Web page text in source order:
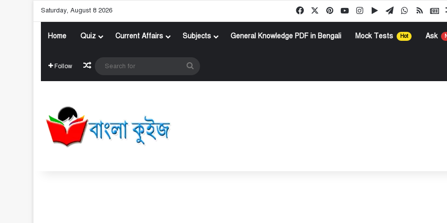
Saturday, August 8 2026 FacebookPinterestYouTubeInstagramGoogle Play
TelegramWhatsApp
RSS
Home Quiz Current Affairs Subjects General Knowledge PDF in Bengali Mock Tests Hot Ask
Follow Random Article
for